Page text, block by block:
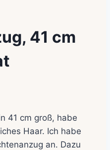
41 cm
41 cm groß, habe
Haar. Ich habe
an. Dazu